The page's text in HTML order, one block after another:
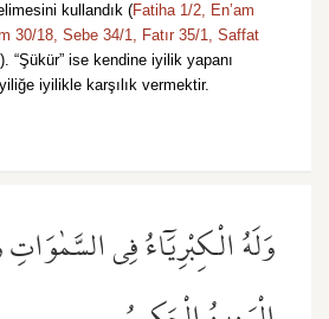
kullandık (Fatiha 1/2, En’am
30/18, Sebe 34/1, Fatır 35/1, Saffat
). “Şükür” ise kendine iyilik yapanı
iyilikle karşılık vermektir.
وَلَهُ الْكِبْرِيَٓاءُ فِي